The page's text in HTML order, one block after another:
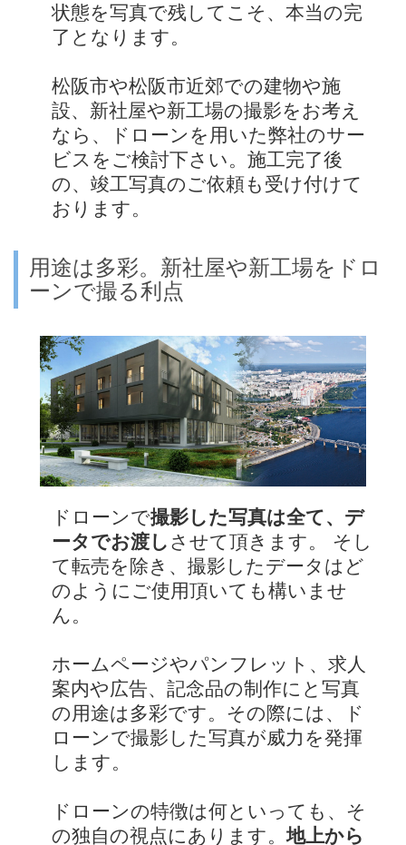
状態を写真で残してこそ、本当の完
了となります。
松阪市や松阪市近郊での建物や施
設、新社屋や新工場の撮影をお考え
なら、ドローンを用いた弊社のサー
ビスをご検討下さい。施工完了後
の、竣工写真のご依頼も受け付けて
おります。
用途は多彩。新社屋や新工場をドロ
ーンで撮る利点
ドローンで撮影した写真は全て、デ
ータでお渡し させて頂きます。 そし
て転売を除き、撮影したデータはど
のようにご使用頂いても構いませ
ん。
ホームページやパンフレット、求人
案内や広告、記念品の制作にと写真
の用途は多彩です。その際には、ド
ローンで撮影した写真が威力を発揮
します。
ドローンの特徴は何といっても、そ
の独自の視点にあります。地上から